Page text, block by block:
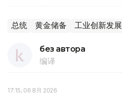
总统 黄金储备 工业创新发展
без автора
编译
17:15, 06 8月 2026